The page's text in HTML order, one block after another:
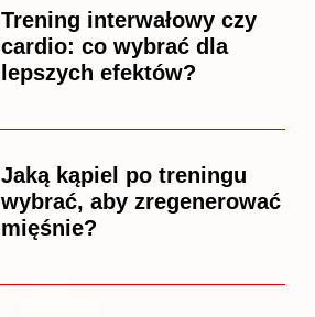
Trening interwałowy czy
cardio: co wybrać dla
lepszych efektów?
Jaką kąpiel po treningu
wybrać, aby zregenerować
mięśnie?